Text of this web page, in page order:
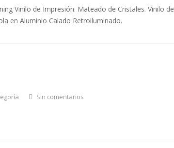
Vinilo de Impresión. Mateado de Cristales. Vinilo de
en Aluminio Calado Retroiluminado.
Sin comentarios